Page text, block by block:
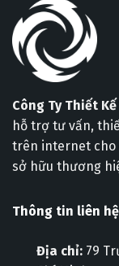
Công Ty Thiết
hỗ trợ tư vấn,
trên internet cho
sở hữu thương
Thông tin liên hệ
Địa chỉ: 79